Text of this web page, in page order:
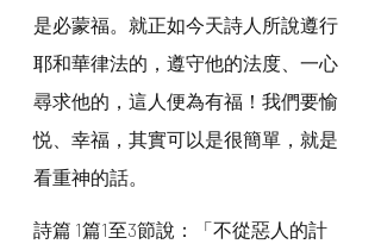
是必蒙福。就正如今天詩人所說遵行
耶和華律法的，遵守他的法度、一心
尋求他的，這人便為有福！我們要愉
悦、幸福，其實可以是很簡單，就是
看重神的話。
詩篇 1篇1至3節說：「不從惡人的計